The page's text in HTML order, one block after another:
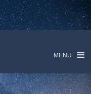
MENU